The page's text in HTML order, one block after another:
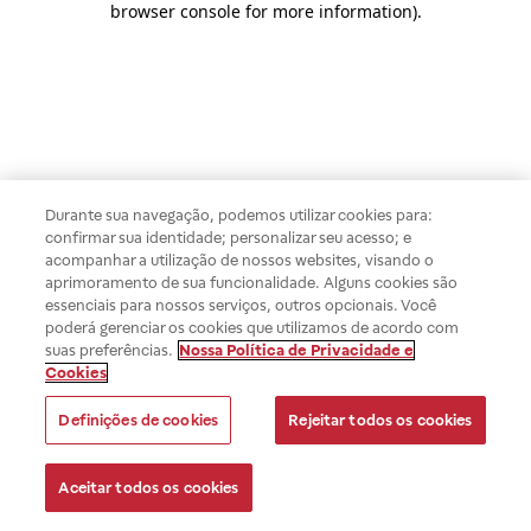
browser console for more information).
Durante sua navegação, podemos utilizar cookies para:
confirmar sua identidade; personalizar seu acesso; e
acompanhar a utilização de nossos websites, visando o
aprimoramento de sua funcionalidade. Alguns cookies são
essenciais para nossos serviços, outros opcionais. Você
poderá gerenciar os cookies que utilizamos de acordo com
suas preferências. Nossa Política de Privacidade e
Cookies
Definições de cookies Rejeitar todos os cookies
Aceitar todos os cookies